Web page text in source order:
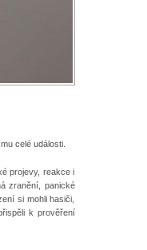
celé události.
projevy, reakce i
zranění, panické
si mohli hasiči,
k prověření